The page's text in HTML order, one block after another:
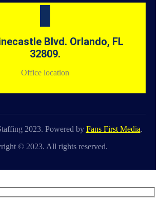
Blvd. Orlando, FL
32809.
Office location
2023. Powered by Fans First Media.
© 2023. All rights reserved.